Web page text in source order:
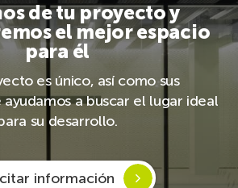
de tu proyecto y
el mejor espacio
para él
es único, así como sus
ayudamos a buscar el lugar ideal
su desarrollo.
información